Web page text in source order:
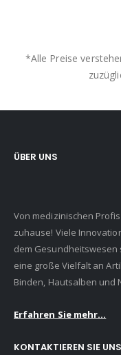
*Alle Preise
ÜBER UNS
Von medizinischen
zuhause! Viele
dem Gesundheitswesen
eine große Vielfalt an
Binden, Hautsalben und
Erfahren Sie mehr...
KONTAKTIEREN SIE UNS